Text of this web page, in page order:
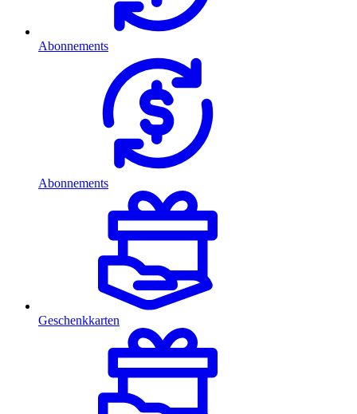
Abonnements
Abonnements
Geschenkkarten